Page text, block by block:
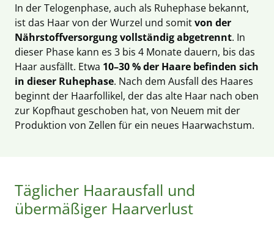
In der Telogenphase, auch als Ruhephase bekannt,
ist das Haar von der Wurzel und somitvon der
Nährstoffversorgung vollständig abgetrennt. In
dieser Phase kann es 3 bis 4 Monate dauern, bis das
Haar ausfällt. Etwa 10–30 % der Haare befinden sich
in dieser Ruhephase. Nach dem Ausfall des Haares
beginnt der Haarfollikel, der das alte Haar nach oben
zur Kopfhaut geschoben hat, von Neuem mit der
Produktion von Zellen für ein neues Haarwachstum.
Täglicher Haarausfall und
übermäßiger Haarverlust